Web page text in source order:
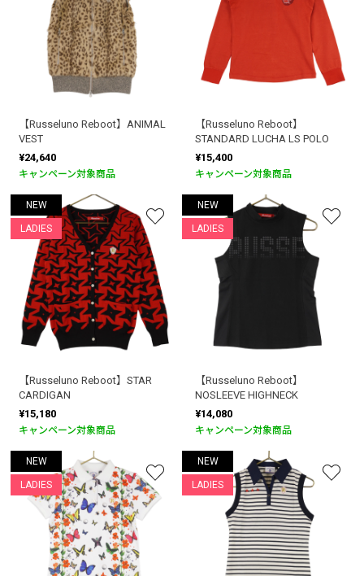
【Russeluno Reboot】ANIMAL
VEST
¥24,640
キャンペーン対象商品
【Russeluno Reboot】
STANDARD LUCHA LS POLO
¥15,400
キャンペーン対象商品
NEW
LADIES
【Russeluno Reboot】STAR
CARDIGAN
¥15,180
キャンペーン対象商品
NEW
LADIES
【Russeluno Reboot】
NOSLEEVE HIGHNECK
¥14,080
キャンペーン対象商品
NEW
LADIES
NEW
LADIES